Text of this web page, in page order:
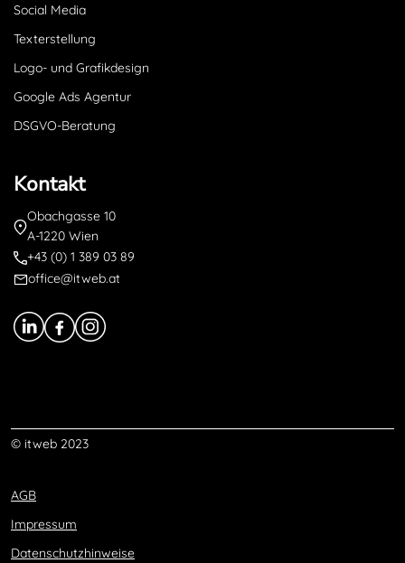
Social Media
Texterstellung
Logo- und Grafikdesign
Google Ads Agentur
DSGVO-Beratung
Kontakt
Obachgasse 10
A-1220 Wien
+43 (0) 1 389 03 89
office@itweb.at
© itweb 2023
AGB
Impressum
Datenschutzhinweise